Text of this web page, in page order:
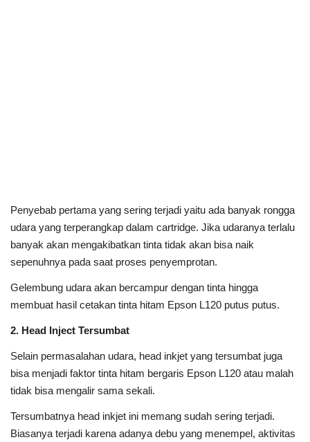
Penyebab pertama yang sering terjadi yaitu ada banyak rongga
udara yang terperangkap dalam cartridge. Jika udaranya terlalu
banyak akan mengakibatkan tinta tidak akan bisa naik
sepenuhnya pada saat proses penyemprotan.
Gelembung udara akan bercampur dengan tinta hingga
membuat hasil cetakan tinta hitam Epson L120 putus putus.
2. Head Inject Tersumbat
Selain permasalahan udara, head inkjet yang tersumbat juga
bisa menjadi faktor tinta hitam bergaris Epson L120 atau malah
tidak bisa mengalir sama sekali.
Tersumbatnya head inkjet ini memang sudah sering terjadi.
Biasanya terjadi karena adanya debu yang menempel, aktivitas